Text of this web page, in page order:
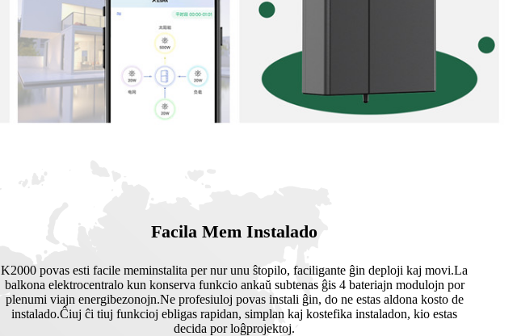
Facila Mem Instalado
K2000 povas esti facile meminstalita per nur unu ŝtopilo, faciligante ĝin deploji kaj movi.La
balkona elektrocentralo kun konserva funkcio ankaŭ subtenas ĝis 4 bateriajn modulojn por
plenumi viajn energibezonojn.Ne profesiuloj povas instali ĝin, do ne estas aldona kosto de
instalado.Ĉiuj ĉi tiuj funkcioj ebligas rapidan, simplan kaj kostefika instaladon, kio estas
decida por loĝprojektoj.